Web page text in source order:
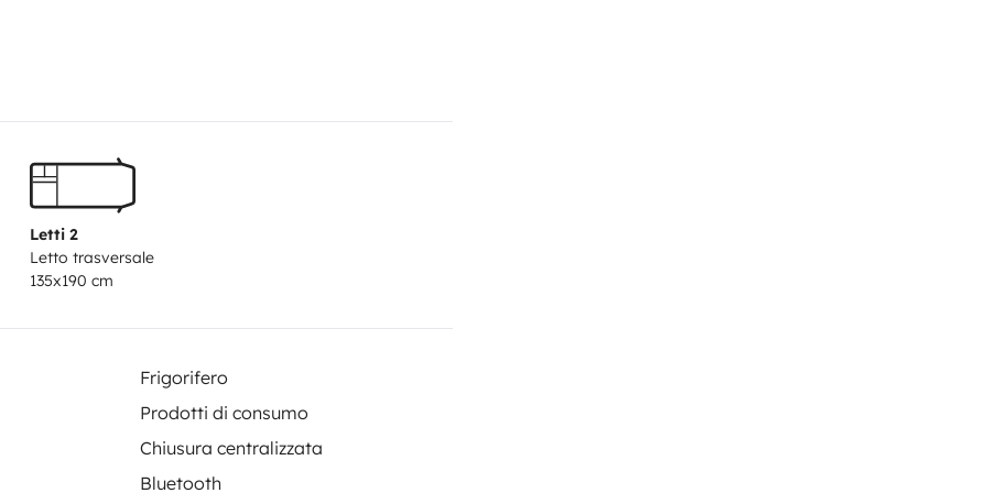
nascosti
Letti 2
Letto trasversale
135x190 cm
Frigorifero
Prodotti di consumo
Chiusura centralizzata
Bluetooth